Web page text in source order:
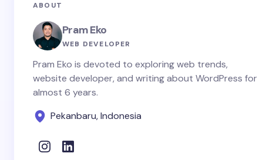
ABOUT
Pram Eko
WEB DEVELOPER
Pram Eko is devoted to exploring web trends,
website developer, and writing about WordPress for
almost 6 years.
Pekanbaru, Indonesia